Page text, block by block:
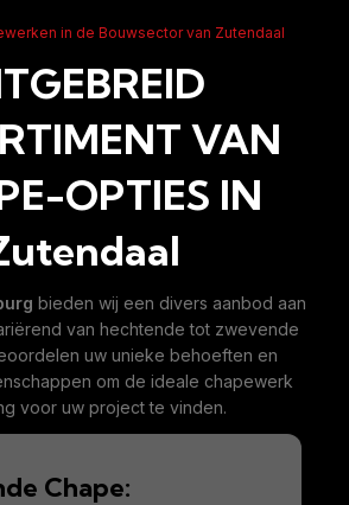
in de Bouwsector van Zutendaal
VAN
OPTIES IN
bieden wij een divers aanbod aan
van hechtende tot zwevende
uw unieke behoeften en
om de ideale chapewerk
voor uw project te vinden.
Chape: